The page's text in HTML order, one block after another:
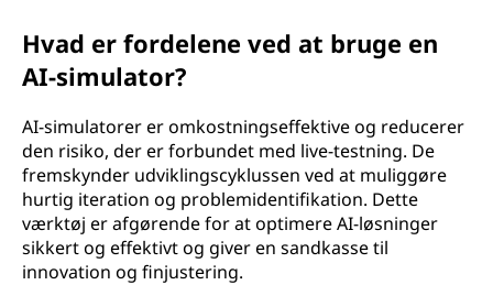
Hvad er fordelene ved at bruge en
AI-simulator?
AI-simulatorer er omkostningseffektive og reducerer
den risiko, der er forbundet med live-testning. De
fremskynder udviklingscyklussen ved at muliggøre
hurtig iteration og problemidentifikation. Dette
værktøj er afgørende for at optimere AI-løsninger
sikkert og effektivt og giver en sandkasse til
innovation og finjustering.